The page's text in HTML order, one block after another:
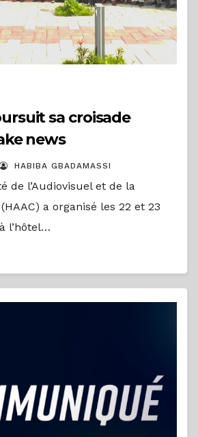
sa croisade
news
HABIBA GBADAMASSI
de l’Audiovisuel et de la
a organisé les 22 et 23
l’hôtel…